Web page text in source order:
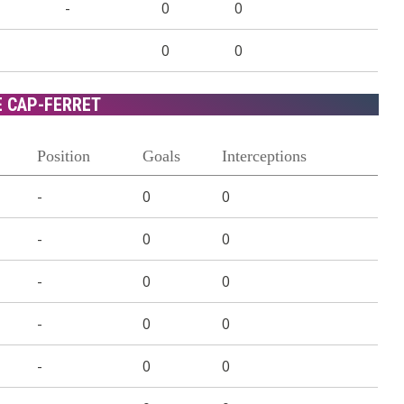
- 0 0
0 0
CAP-FERRET
Position Goals Interceptions
- 0 0
- 0 0
- 0 0
- 0 0
- 0 0